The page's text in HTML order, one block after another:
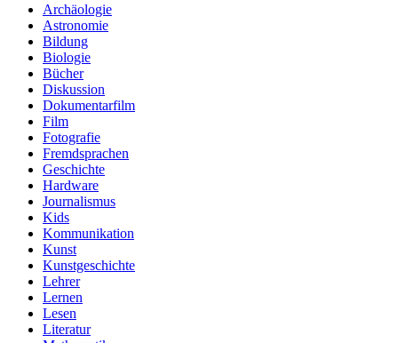
Archäologie
Astronomie
Bildung
Biologie
Bücher
Diskussion
Dokumentarfilm
Film
Fotografie
Fremdsprachen
Geschichte
Hardware
Journalismus
Kids
Kommunikation
Kunst
Kunstgeschichte
Lehrer
Lernen
Lesen
Literatur